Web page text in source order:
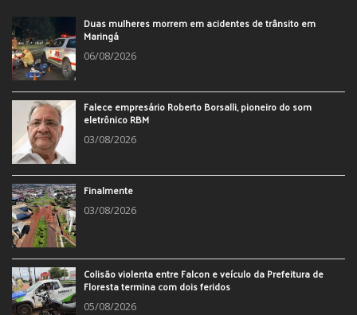
Duas mulheres morrem em acidentes de trânsito em
Maringá
06/08/2026
Falece empresário Roberto Borsalli, pioneiro do som
eletrônico RBM
03/08/2026
Finalmente
03/08/2026
Colisão violenta entre Falcon e veículo da Prefeitura de
Floresta termina com dois feridos
05/08/2026